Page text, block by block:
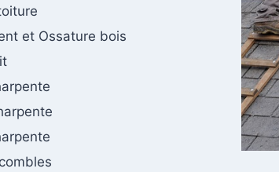
et Ossature bois